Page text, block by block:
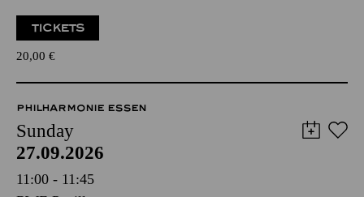
TICKETS
20,00 €
PHILHARMONIE ESSEN
Sunday
27.09.2026
11:00 - 11:45